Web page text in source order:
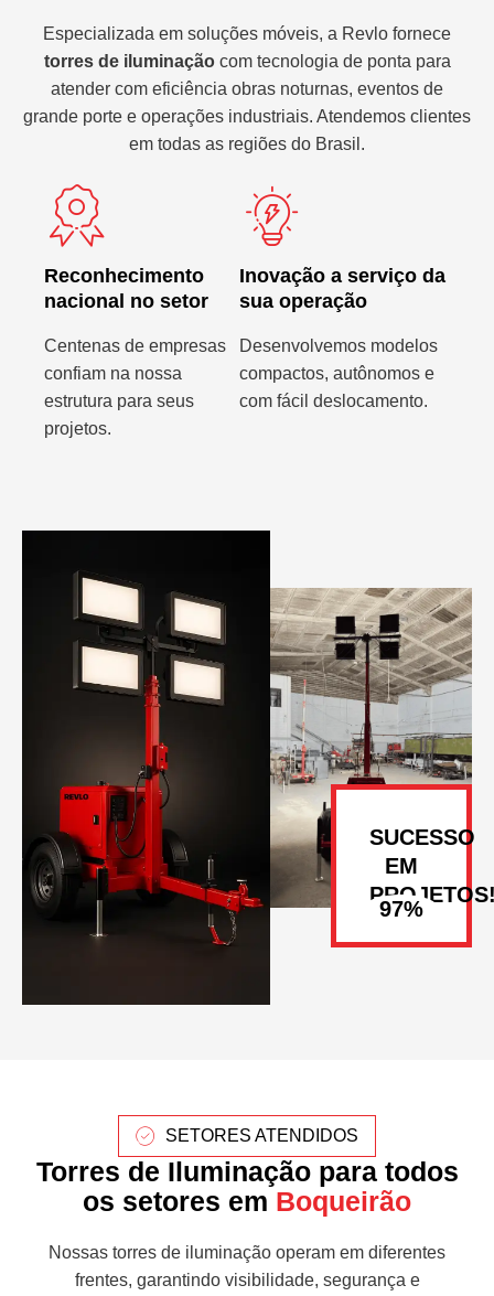
SUCESSO
EM
Especializada em soluções móveis, a Revlo fornece
torres de iluminaçãocom tecnologia de ponta para
atender com eficiência obras noturnas, eventos de
grande porte e operações industriais. Atendemos clientes
em todas as regiões do Brasil.
Reconhecimento
nacional no setor
Centenas de empresas
confiam na nossa
estrutura para seus
projetos.
Inovação a serviço da
sua operação
Desenvolvemos modelos
compactos, autônomos e
com fácil deslocamento.
SETORES ATENDIDOS
Torres de Iluminação para todos
os setores em Boqueirão
Nossas torres de iluminação operam em diferentes
frentes, garantindo visibilidade, segurança e